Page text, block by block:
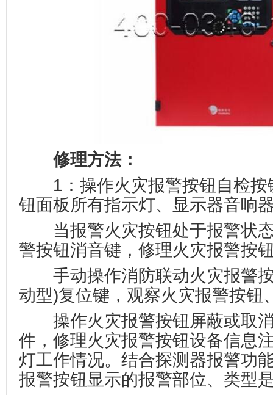
修理方法：
1：操作火灾报警按钮自检按
钮面板所有指示灯、显示器音响
当报警火灾按钮处于报警状态
警按钮消音键，修理火灾报警按
手动操作消防联动火灾报警按
动型)复位键，观察火灾报警按钮
操作火灾报警按钮屏蔽或取消
件，修理火灾报警按钮设备信息
灯工作情况。结合探测器报警功
报警按钮显示的报警部位、类型